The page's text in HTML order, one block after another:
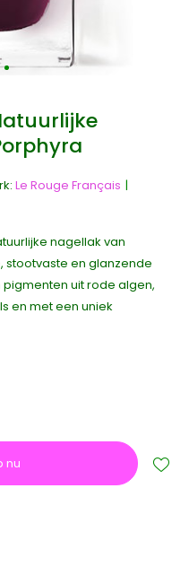
Le Rouge Français
nagellak van
stootvaste en glanzende
uit rode algen,
en met een uniek
nu